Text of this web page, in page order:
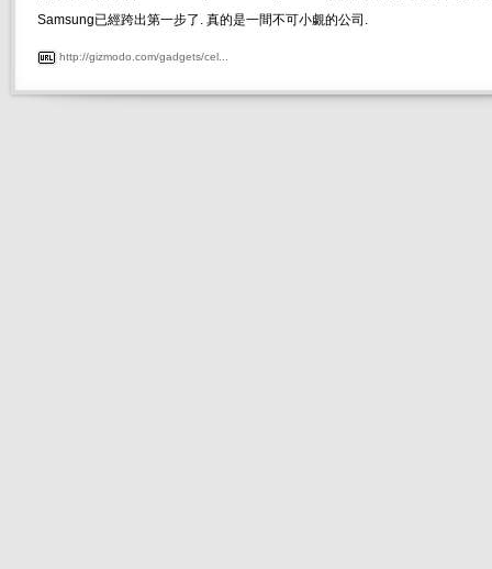
Samsung已經跨出第一步了. 真的是一間不可小覷的公司.
http://gizmodo.com/gadgets/cel...